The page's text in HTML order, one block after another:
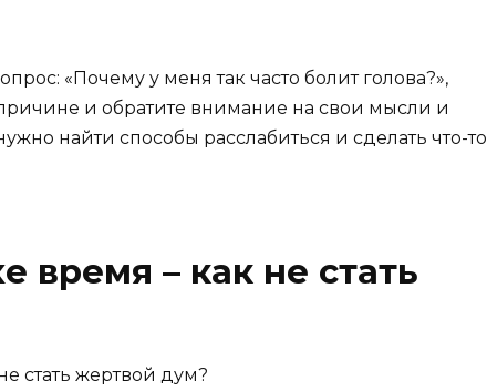
«Почему у меня так часто болит голова?»,
и обратите внимание на свои мысли и
найти способы расслабиться и сделать что-то
время – как не стать